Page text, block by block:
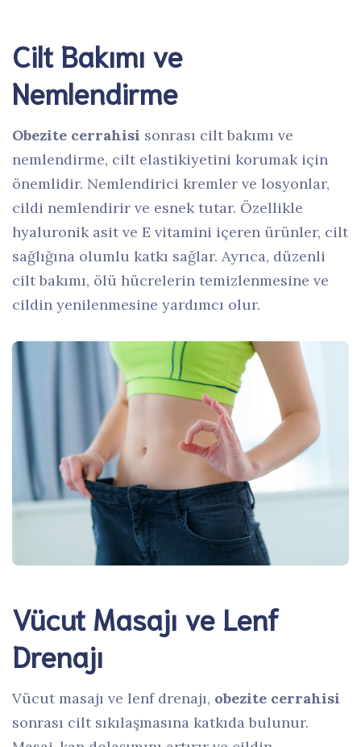
Cilt Bakımı ve
Nemlendirme
Obezite cerrahisi sonrası cilt bakımı ve
nemlendirme, cilt elastikiyetini korumak için
önemlidir. Nemlendirici kremler ve losyonlar,
cildi nemlendirir ve esnek tutar. Özellikle
hyaluronik asit ve E vitamini içeren ürünler, cilt
sağlığına olumlu katkı sağlar. Ayrıca, düzenli
cilt bakımı, ölü hücrelerin temizlenmesine ve
cildin yenilenmesine yardımcı olur.
Vücut Masajı ve Lenf
Drenajı
Vücut masajı ve lenf drenajı, obezite cerrahisi
sonrası cilt sıkılaşmasına katkıda bulunur.